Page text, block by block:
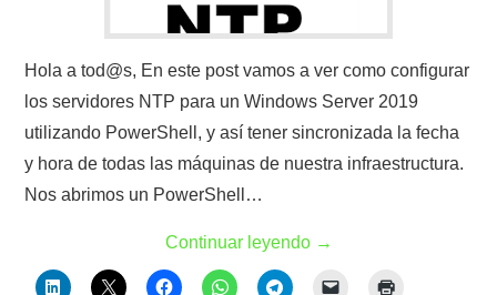
Hola a tod@s, En este post vamos a ver como configurar
los servidores NTP para un Windows Server 2019
utilizando PowerShell, y así tener sincronizada la fecha
y hora de todas las máquinas de nuestra infraestructura.
Nos abrimos un PowerShell…
Continuar leyendo →